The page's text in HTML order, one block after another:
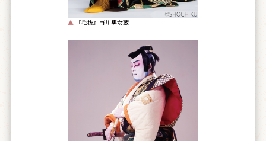
▲ 『毛抜』市川男女蔵